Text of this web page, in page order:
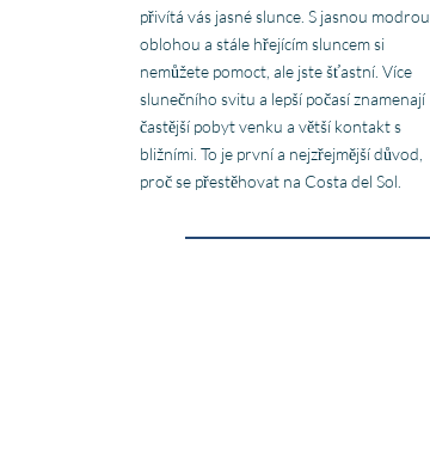
přivítá vás jasné slunce. S jasnou modrou
oblohou a stále hřejícím sluncem si
nemůžete pomoct, ale jste šťastní. Více
slunečního svitu a lepší počasí znamenají
častější pobyt venku a větší kontakt s
bližními. To je první a nejzřejmější důvod,
proč se přestěhovat na Costa del Sol.